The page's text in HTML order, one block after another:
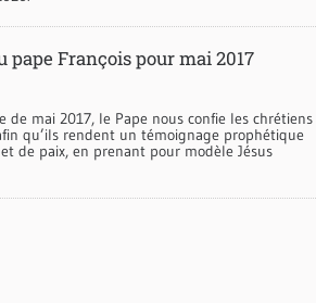
François pour mai 2017
de mai 2017, le Pape nous confie les chrétiens
qu’ils rendent un témoignage prophétique
de paix, en prenant pour modèle Jésus